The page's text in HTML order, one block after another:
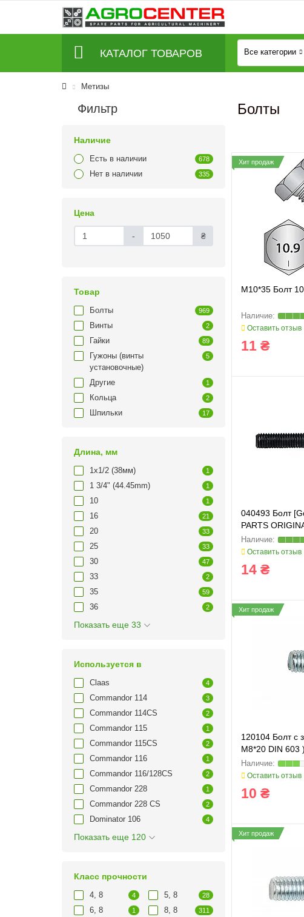
КАТАЛОГ ТОВАРОВ Все категории
Метизы
Фильтр
Наличие
Есть в наличии 678
Нет в наличии 335
Цена
- ₴
Товар
Болты 969
Винты 2
Гайки 89
Гужоны (винты
установочные)
5
Другие 1
Кольца 2
Шпильки 17
Длина, мм
1x1/2 (38мм) 1
1 3/4" (44.45mm) 1
10 1
16 21
20 33
25 33
30 47
33 2
35 59
36 2
Показать еще 33
Используется в
Claas 4
Commandor 114 3
Commandor 114CS 2
Commandor 115 1
Commandor 115CS 2
Commandor 116 1
Commandor 116/128CS 2
Commandor 228 1
Commandor 228 CS 2
Dominator 106 4
Показать еще 120
Класс прочности
4, 8 4 5, 8 28
6, 8 1 8, 8 311
Болты
Хит продаж
M10*35 Болт
Оставить отзыв
11 ₴
040493 Болт
PARTS
Оставить отзыв
14 ₴
Хит продаж
120104 Болт с
M8*20 DIN 603
Line
Оставить отзыв
10 ₴
Хит продаж